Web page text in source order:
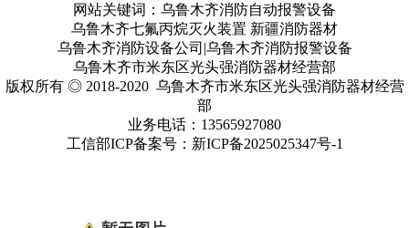
网站关键词：乌鲁木齐消防自动报警设备
乌鲁木齐七氟丙烷灭火装置 新疆消防器材
乌鲁木齐消防设备公司|乌鲁木齐消防报警设备
乌鲁木齐市米东区光头强消防器材经营部
版权所有 ◎ 2018-2020 乌鲁木齐市米东区光头强消防器材经营
部
业务电话：13565927080
工信部ICP备案号： 新ICP备2025025347号-1